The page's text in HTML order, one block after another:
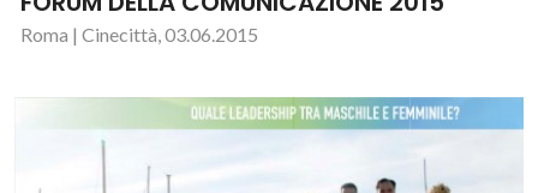
Roma | Cinecittà, 03.06.2015